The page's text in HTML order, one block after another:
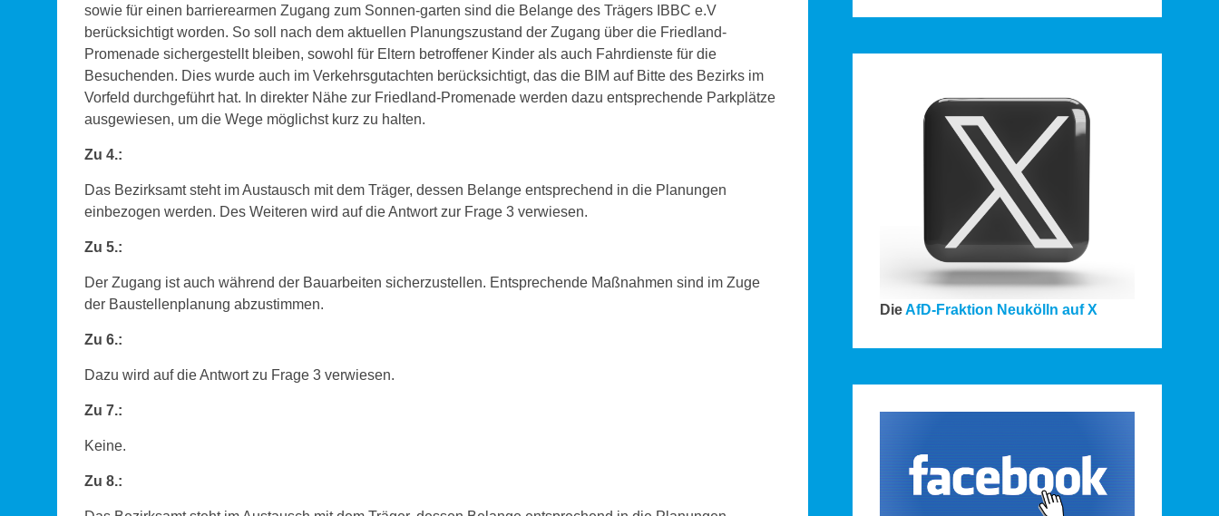
sowie für einen barrierearmen Zugang zum Sonnen-garten sind die Belange des Trägers IBBC e.V
berücksichtigt worden. So soll nach dem aktuellen Planungszustand der Zugang über die Friedland-
Promenade sichergestellt bleiben, sowohl für Eltern betroffener Kinder als auch Fahrdienste für die
Besuchenden. Dies wurde auch im Verkehrsgutachten berücksichtigt, das die BIM auf Bitte des Bezirks im
Vorfeld durchgeführt hat. In direkter Nähe zur Friedland-Promenade werden dazu entsprechende Parkplätze
ausgewiesen, um die Wege möglichst kurz zu halten.
Zu 4.:
Das Bezirksamt steht im Austausch mit dem Träger, dessen Belange entsprechend in die Planungen
einbezogen werden. Des Weiteren wird auf die Antwort zur Frage 3 verwiesen.
Zu 5.:
Der Zugang ist auch während der Bauarbeiten sicherzustellen. Entsprechende Maßnahmen sind im Zuge
der Baustellenplanung abzustimmen.
Zu 6.:
Dazu wird auf die Antwort zu Frage 3 verwiesen.
Zu 7.:
Keine.
Zu 8.:
DieAfD-Fraktion Neukölln auf X